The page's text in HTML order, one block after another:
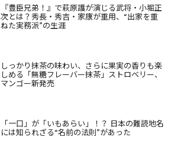
『豊臣兄弟！』で萩原護が演じる武将・小堀正
次とは？秀長・秀吉・家康が重用、“出家を重
ねた実務派”の生涯
しっかり抹茶の味わい、さらに果実の香りも楽
しめる「無糖フレーバー抹茶」ストロベリー、
マンゴー新発売
「一口」が「いもあらい」！？ 日本の難読地名
には知られざる“名前の法則”があった